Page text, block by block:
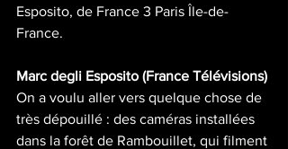
Esposito, de France 3 Paris Île-de-
France.
Marc degli Esposito (France Télévisions)
On a voulu aller vers quelque chose de
très dépouillé : des caméras installées
dans la forêt de Rambouillet, qui filment